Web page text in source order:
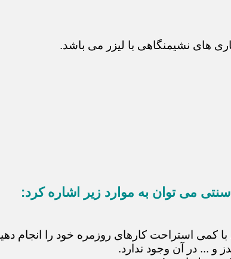
های نشیمنگاهی با لیزر می باشد.
می توان به موارد زیر اشاره کرد:
کمی استراحت کارهای روزمره خود را انجام
و ... در آن وجود ندارد.